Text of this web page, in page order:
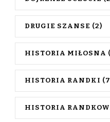
DRUGIE SZANSE (2)
HISTORIA MIŁOSNA
HISTORIA RANDKI
HISTORIA